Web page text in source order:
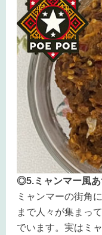
◎5.ミャンマー風あ
ミャンマーの街角
まで人々が集まっ
でいます。実はミ